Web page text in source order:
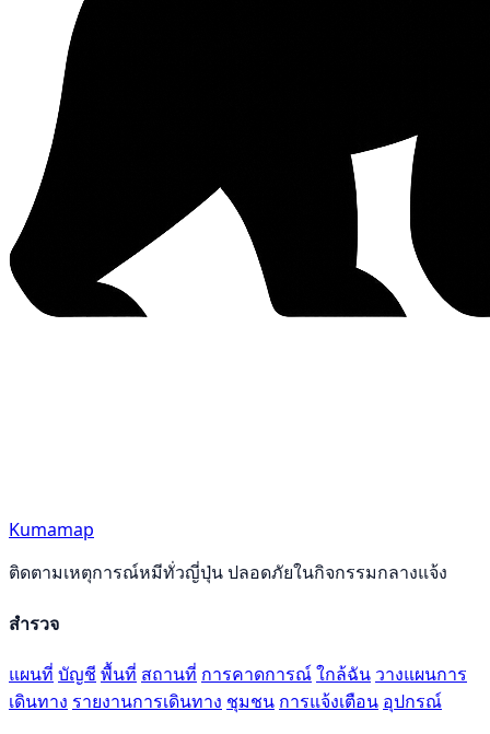
Kumamap
ติดตามเหตุการณ์หมีทั่วญี่ปุ่น ปลอดภัยในกิจกรรมกลางแจ้ง
สำรวจ
แผนที่ บัญชี พื้นที่ สถานที่ การคาดการณ์ใกล้ฉัน วางแผนการ
เดินทาง รายงานการเดินทาง ชุมชน การแจ้งเตือน อุปกรณ์